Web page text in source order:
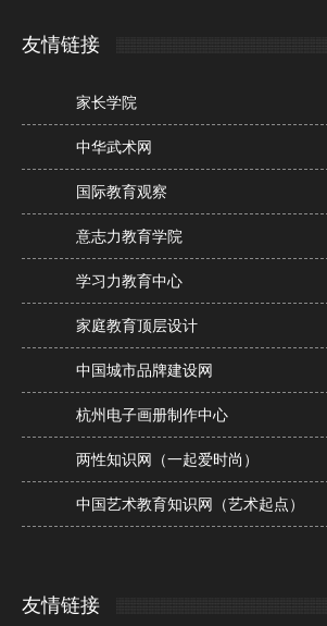
友情链接
家长学院
中华武术网
国际教育观察
意志力教育学院
学习力教育中心
家庭教育顶层设计
中国城市品牌建设网
杭州电子画册制作中心
两性知识网（一起爱时尚）
中国艺术教育知识网（艺术起点）
友情链接